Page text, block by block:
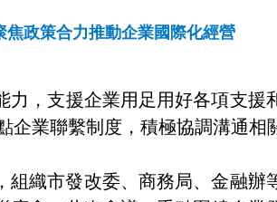
焦政策合力推動企業國際化經營
，支援企業用足用好各項支援
企業聯繫制度，積極協調溝通相
組織市發改委、商務局、金融辦